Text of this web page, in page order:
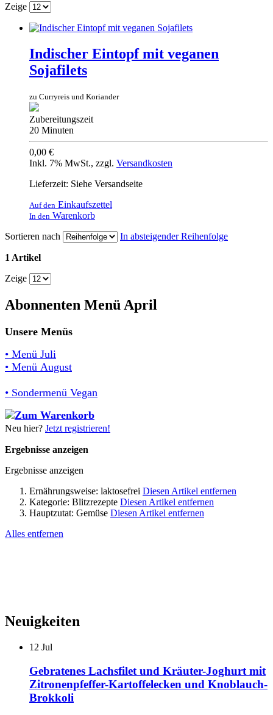
Zeige
Indischer Eintopf mit veganen
Sojafilets
zu Curryreis und Koriander
Zubereitungszeit
20 Minuten
0,00 €
Inkl. 7% MwSt., zzgl. Versandkosten
Lieferzeit: Siehe Versandseite
Auf den Einkaufszettel
In den Warenkorb
Sortieren nach
In absteigender Reihenfolge
1 Artikel
Zeige
Abonnenten Menü April
Unsere Menüs
• Menü Juli
• Menü August
• Sondermenü Vegan
Neu hier? Jetzt registrieren!
Ergebnisse anzeigen
Ergebnisse anzeigen
Ernährungsweise: laktosefrei Diesen Artikel entfernen
Kategorie: Blitzrezepte Diesen Artikel entfernen
Hauptzutat: Gemüse Diesen Artikel entfernen
Alles entfernen
Neuigkeiten
12 Jul
Gebratenes Lachsfilet und Kräuter-Joghurt mit
Zitronenpfeffer-Kartoffelecken und Knoblauch-
Brokkoli